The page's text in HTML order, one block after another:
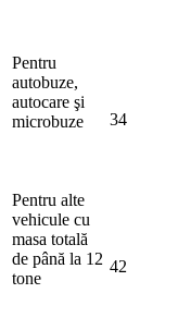
Pentru
autobuze,
autocare şi
microbuze
34
Pentru alte
vehicule cu
masa totală
de până la 12
tone
42